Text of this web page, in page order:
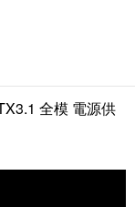
全模 電源供